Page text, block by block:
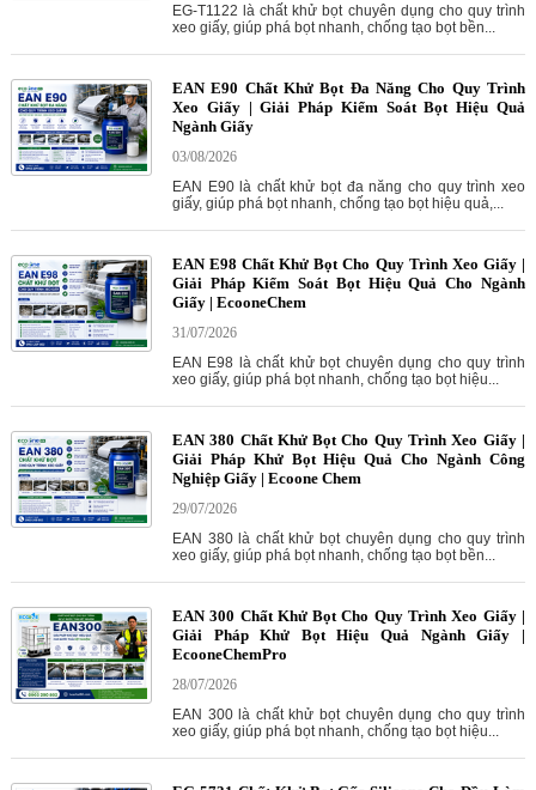
EG-T1122 là chất khử bọt chuyên dụng cho quy trình
xeo giấy, giúp phá bọt nhanh, chống tạo bọt bền...
EAN E90 Chất Khử Bọt Đa Năng Cho Quy Trình
Xeo Giấy | Giải Pháp Kiểm Soát Bọt Hiệu Quả
Ngành Giấy
03/08/2026
EAN E90 là chất khử bọt đa năng cho quy trình xeo
giấy, giúp phá bọt nhanh, chống tạo bọt hiệu quả,...
EAN E98 Chất Khử Bọt Cho Quy Trình Xeo Giấy |
Giải Pháp Kiểm Soát Bọt Hiệu Quả Cho Ngành
Giấy | EcooneChem
31/07/2026
EAN E98 là chất khử bọt chuyên dụng cho quy trình
xeo giấy, giúp phá bọt nhanh, chống tạo bọt hiệu...
EAN 380 Chất Khử Bọt Cho Quy Trình Xeo Giấy |
Giải Pháp Khử Bọt Hiệu Quả Cho Ngành Công
Nghiệp Giấy | Ecoone Chem
29/07/2026
EAN 380 là chất khử bọt chuyên dụng cho quy trình
xeo giấy, giúp phá bọt nhanh, chống tạo bọt bền...
EAN 300 Chất Khử Bọt Cho Quy Trình Xeo Giấy |
Giải Pháp Khử Bọt Hiệu Quả Ngành Giấy |
EcooneChemPro
28/07/2026
EAN 300 là chất khử bọt chuyên dụng cho quy trình
xeo giấy, giúp phá bọt nhanh, chống tạo bọt hiệu...